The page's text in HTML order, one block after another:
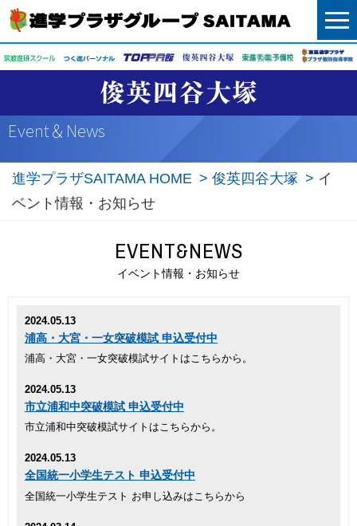
menu
イベント情報・お知らせ
Event＆News
進学プラザSAITAMA HOME 俊英四谷大塚
イ
ベント情報・お知らせ
EVENT&NEWS
イベント情報・お知らせ
2024.05.13
浦高・大宮・一女突破模試 申込受付中
浦高・大宮・一女突破模試サイトはこちらから。
2024.05.13
市立浦和中突破模試 申込受付中
市立浦和中突破模試サイトはこちらから。
2024.05.13
全国統一小学生テスト 申込受付中
全国統一小学生テスト お申し込みはこちらから